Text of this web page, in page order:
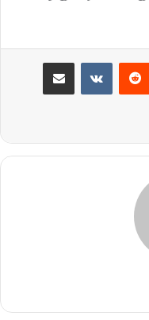
‫رددیت ‫VKontakteاشتراک گذاری از طریق ایمیل